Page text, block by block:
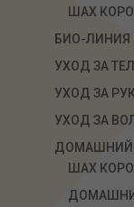
ШАХ
БИО-ЛИНИЯ
УХОД ЗА
УХОД ЗА
УХОД ЗА
ДОМАШНИЙ
ШАХ